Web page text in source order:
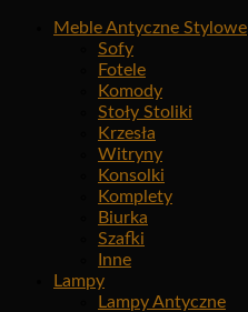
Meble Antyczne Stylowe
Sofy
Fotele
Komody
Stoły Stoliki
Krzesła
Witryny
Konsolki
Komplety
Biurka
Szafki
Inne
Lampy
Lampy Antyczne